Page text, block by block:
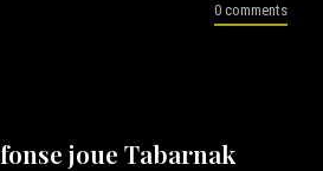
0 comments
joue Tabarnak